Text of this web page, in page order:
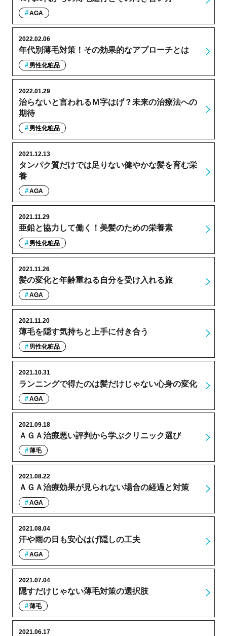
AGA
年代別薄毛対策！その効果的なアプローチとは
2022.02.06
男性化粧品
治らないと言われるＭ字はげ？未来の治療法への
期待
2022.01.29
男性化粧品
タンパク質だけでは足りない健やかな髪を育む栄
養
2021.12.13
AGA
亜鉛と協力して働く！美髪のための栄養素
2021.11.29
男性化粧品
髪の変化と年齢重ねる自分を受け入れる旅
2021.11.26
AGA
薄毛を隠す気持ちと上手に付き合う
2021.11.20
男性化粧品
ランニングで得たのは髪だけじゃない心身の変化
2021.10.31
AGA
ＡＧＡ治療悪い評判から学ぶクリニック選び
2021.09.18
薄毛
ＡＧＡ治療効果が見られない場合の経過と対策
2021.08.22
AGA
汗や雨の日も安心はげ隠しの工夫
2021.08.04
AGA
隠すだけじゃない薄毛対策の選択肢
2021.07.04
薄毛
2021.06.17